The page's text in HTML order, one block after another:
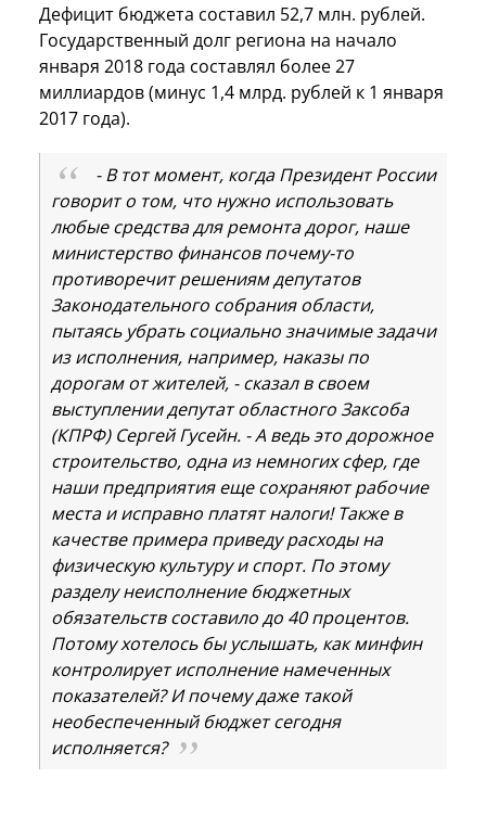
Дефицит бюджета составил 52,7 млн. рублей.
Государственный долг региона на начало
января 2018 года составлял более 27
миллиардов (минус 1,4 млрд. рублей к 1 января
2017 года).
- В тот момент, когда Президент России
говорит о том, что нужно использовать
любые средства для ремонта дорог, наше
министерство финансов почему-то
противоречит решениям депутатов
Законодательного собрания области,
пытаясь убрать социально значимые задачи
из исполнения, например, наказы по
дорогам от жителей, - сказал в своем
выступлении депутат областного Заксоба
(КПРФ) Сергей Гусейн. - А ведь это дорожное
строительство, одна из немногих сфер, где
наши предприятия еще сохраняют рабочие
места и исправно платят налоги! Также в
качестве примера приведу расходы на
физическую культуру и спорт. По этому
разделу неисполнение бюджетных
обязательств составило до 40 процентов.
Потому хотелось бы услышать, как минфин
контролирует исполнение намеченных
показателей? И почему даже такой
необеспеченный бюджет сегодня
исполняется?